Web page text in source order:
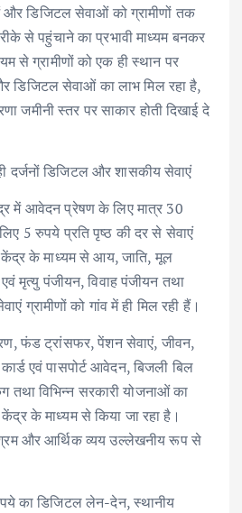
डिजिटल सेवाओं को ग्रामीणों तक
से पहुंचाने का प्रभावी माध्यम बनकर
से ग्रामीणों को एक ही स्थान पर
डिजिटल सेवाओं का लाभ मिल रहा है,
जमीनी स्तर पर साकार होती दिखाई दे
दर्जनों डिजिटल और शासकीय सेवाएं
में आवेदन प्रेषण के लिए मात्र 30
5 रुपये प्रति पृष्ठ की दर से सेवाएं
केंद्र के माध्यम से आय, जाति, मूल
मृत्यु पंजीयन, विवाह पंजीयन तथा
ग्रामीणों को गांव में ही मिल रही हैं।
फंड ट्रांसफर, पेंशन सेवाएं, जीवन,
एवं पासपोर्ट आवेदन, बिजली बिल
तथा विभिन्न सरकारी योजनाओं का
के माध्यम से किया जा रहा है।
और आर्थिक व्यय उल्लेखनीय रूप से
का डिजिटल लेन-देन, स्थानीय